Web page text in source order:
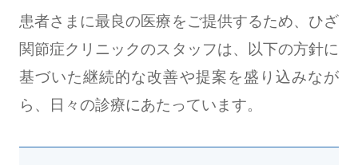
患者さまに最良の医療をご提供するため、ひざ
関節症クリニックのスタッフは、以下の方針に
基づいた継続的な改善や提案を盛り込みなが
ら、日々の診療にあたっています。